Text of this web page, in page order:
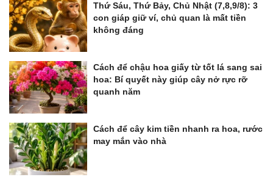
Thứ Sáu, Thứ Bảy, Chủ Nhật (7,8,9/8): 3
con giáp giữ ví, chủ quan là mất tiền
không đáng
Cách để chậu hoa giấy từ tốt lá sang sai
hoa: Bí quyết này giúp cây nở rực rỡ
quanh năm
Cách để cây kim tiền nhanh ra hoa, rước
may mắn vào nhà